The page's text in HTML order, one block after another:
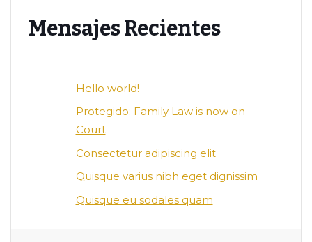
Mensajes Recientes
Hello world!
Protegido: Family Law is now on
Court
Consectetur adipiscing elit
Quisque varius nibh eget dignissim
Quisque eu sodales quam